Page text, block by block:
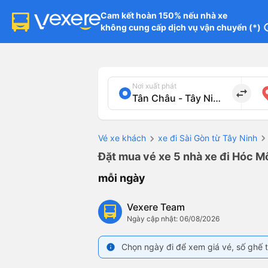
Cam kết hoàn 150% nếu nhà xe
không cung cấp dịch vụ vận chuyển (*)
Nơi xuất phát
import_export
Vé xe khách xe đi Sài Gòn từ Tây Ninh
Đặt mua vé xe 5 nhà xe đi Hóc
mỗi ngày
Vexere Team
Ngày cập nhật: 06/08/2026
info Chọn ngày đi để xem giá vé, số